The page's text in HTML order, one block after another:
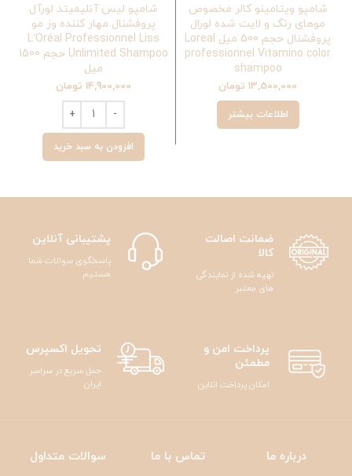
شامپو ویتامینو کالر مخصوص
موهای رنگ و لایت شده لورال
پروفشنال حجم 500 میل Loreal
professionnel Vitamino color
shampoo
13,500,000 تومان
اطلاعات بیشتر
شامپو لیس آنلیمیتد لورآل
پروفشنال مهار کننده وز مو
L’Oréal Professionnel Liss
Unlimited Shampoo حجم 1500
میل
14,900,000 تومان
افزودن به سبد خرید
ضمانت اصالت
کالا
تهیه شده از نمایندگی
های معتبر
پشتیبانی آنلاین
پاسخگوی سوالات شما
هستیم
پرداخت امن و
مطمئن
امکان پرداخت انلاین
تحویل اکسپرس
حمل سریع در سراسر
ایران
درباره ما تماس با ما سوالات متداول